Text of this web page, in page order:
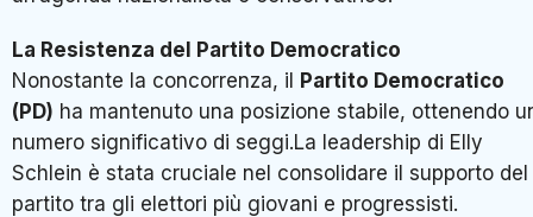
La Resistenza del Partito Democratico
Nonostante la concorrenza, il Partito Democratico
(PD) ha mantenuto una posizione stabile, ottenendo
numero significativo di seggi.La leadership di Elly
Schlein è stata cruciale nel consolidare il supporto del
partito tra gli elettori più giovani e progressisti.